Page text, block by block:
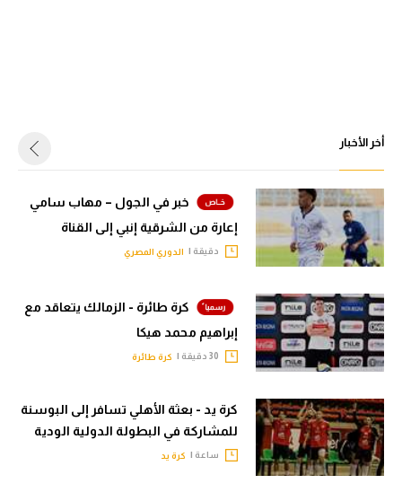
أخر الأخبار
خبر في الجول – مهاب سامي
إعارة من الشرقية إنبي إلى القناة
دقيقة | الدوري المصري
كرة طائرة - الزمالك يتعاقد مع
إبراهيم محمد هيكا
كرة طائرة
كرة يد - بعثة الأهلي تسافر إلى البوسنة
للمشاركة في البطولة الدولية الودية
ساعة | كرة يد